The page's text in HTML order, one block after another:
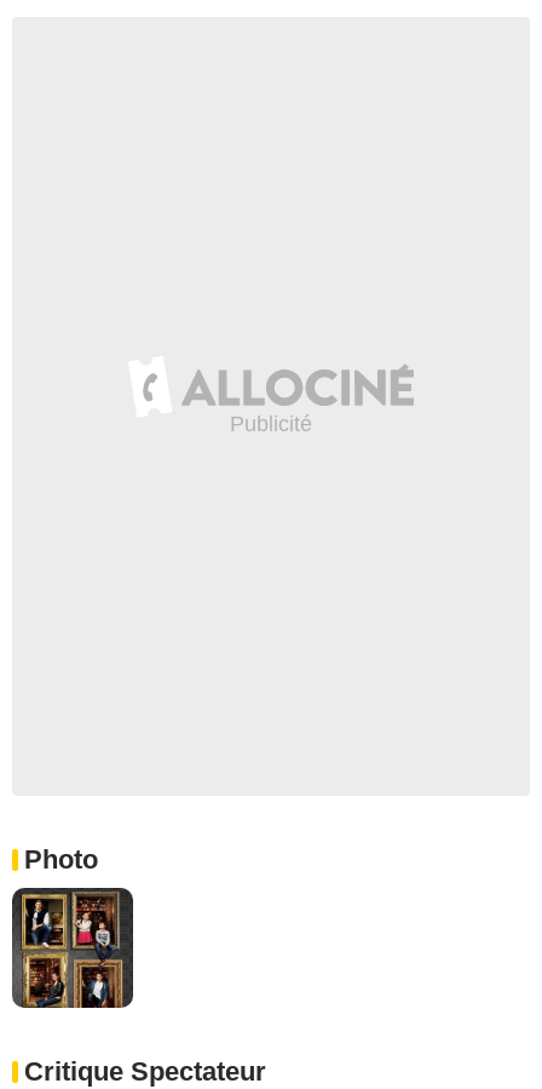
Photo
Critique Spectateur